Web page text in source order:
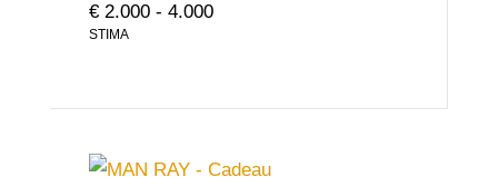
€ 2.000 - 4.000
STIMA